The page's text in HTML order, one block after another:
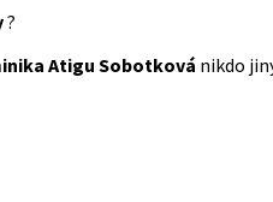
?
Atigu Sobotková nikdo